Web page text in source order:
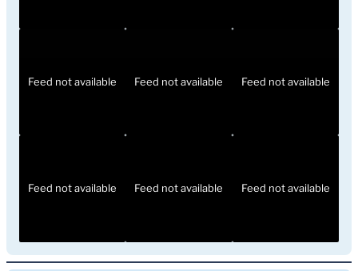
Feed not available Feed not available Feed not available
Feed not available Feed not available Feed not available